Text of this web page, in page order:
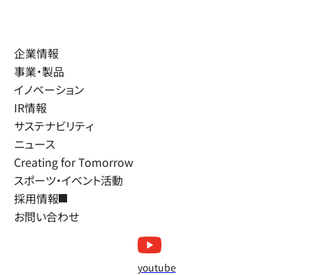
企業情報
事業・製品
イノベーション
IR情報
サステナビリティ
ニュース
Creating for Tomorrow
スポーツ・イベント活動
採用情報
お問い合わせ
youtube